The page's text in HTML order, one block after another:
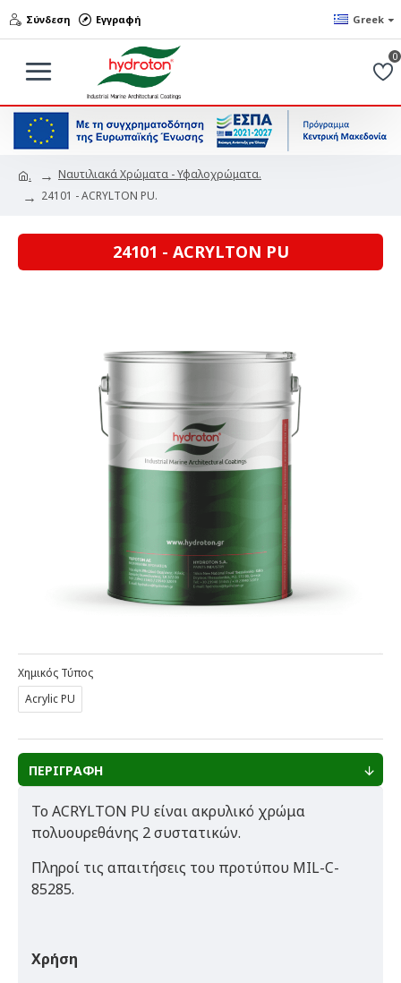
Σύνδεση Εγγραφή Greek
0
.
Ναυτιλιακά Χρώματα - Υφαλοχρώματα.
24101 - ACRYLTON PU.
24101 - ACRYLTON PU
Χημικός Τύπος
Acrylic PU
ΠΕΡΙΓΡΑΦΗ
Το ACRYLTON PU είναι ακρυλικό χρώμα
πολυουρεθάνης 2 συστατικών.
Πληροί τις απαιτήσεις του προτύπου MIL-C-
85285.
Χρήση